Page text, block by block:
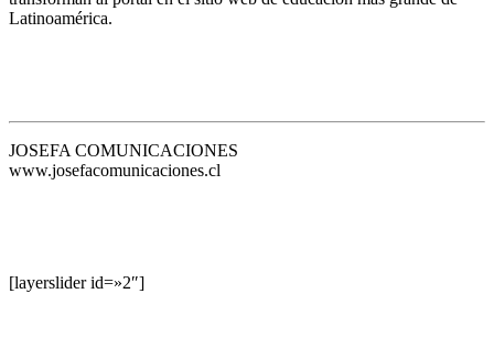
Latinoamérica.
JOSEFA COMUNICACIONES
www.josefacomunicaciones.cl
[layerslider id=»2″]